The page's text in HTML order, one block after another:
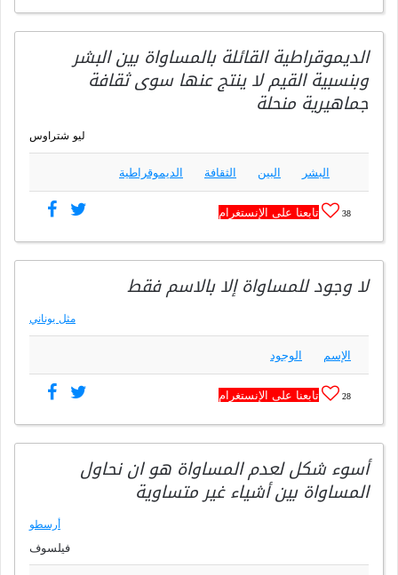
الديموقراطية القائلة بالمساواة بين البشر
وبنسبية القيم لا ينتج عنها سوى ثقافة
جماهيرية منحلة
ليو شتراوس
البشر البين الثقافة الديموقراطية
38 تابعنا على الإنستغرام
لا وجود للمساواة إلا بالاسم فقط
مثل يوناني
الإسم الوجود
28 تابعنا على الإنستغرام
أسوء شكل لعدم المساواة هو ان نحاول
المساواة بين أشياء غير متساوية
أرسطو
فيلسوف